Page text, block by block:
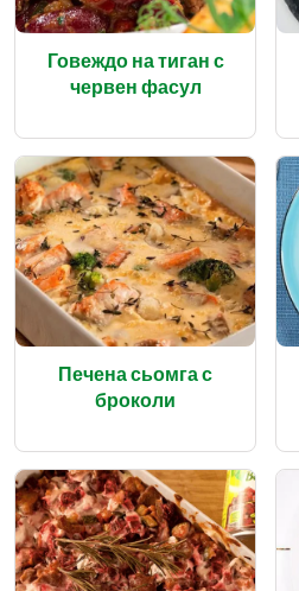
Говеждо на тиган с
червен фасул
Печена сьомга с
броколи